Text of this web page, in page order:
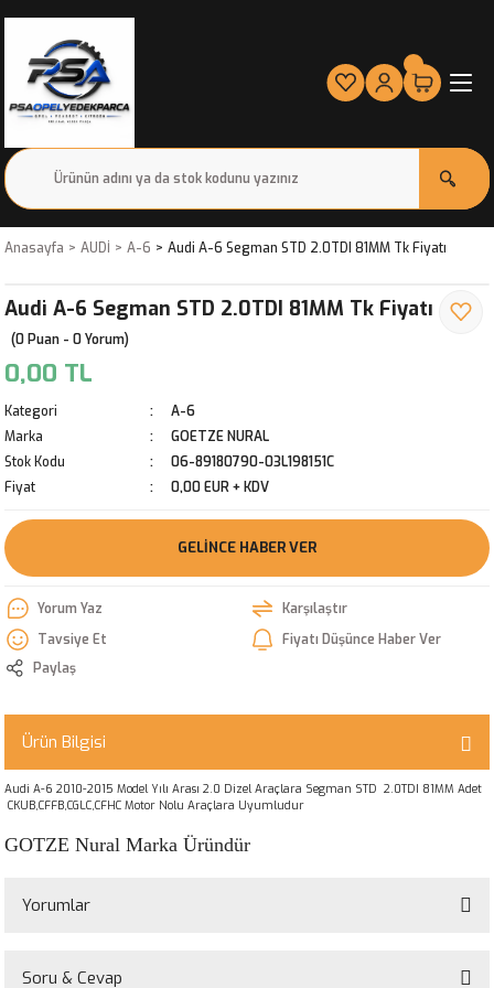
Anasayfa AUDİ A-6 Audi A-6 Segman STD 2.0TDI 81MM Tk Fiyatı
Audi A-6 Segman STD 2.0TDI 81MM Tk Fiyatı
(0 Puan - 0 Yorum)
0,00 TL
Kategori
A-6
Marka
GOETZE NURAL
Stok Kodu
06-89180790-03L198151C
Fiyat
0,00 EUR + KDV
GELINCE HABER VER
Yorum Yaz
Karşılaştır
Tavsiye Et
Fiyatı Düşünce Haber Ver
Paylaş
Ürün Bilgisi
Audi A-6 2010-2015 Model Yılı Arası 2.0 Dizel Araçlara Segman STD 2.0TDI 81MM Adet
CKUB,CFFB,CGLC,CFHC Motor Nolu Araçlara Uyumludur
GOTZE Nural Marka Üründür
Yorumlar
Soru & Cevap